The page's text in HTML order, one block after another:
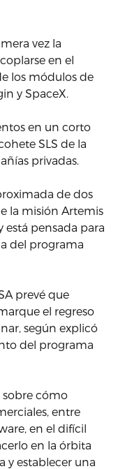
vez la
en el
los módulos de
y SpaceX.
en un corto
SLS de la
privadas.
de dos
la misión Artemis
está pensada para
del programa
prevé que
el regreso
según explicó
del programa
sobre cómo
entre
en el difícil
en la órbita
y establecer una